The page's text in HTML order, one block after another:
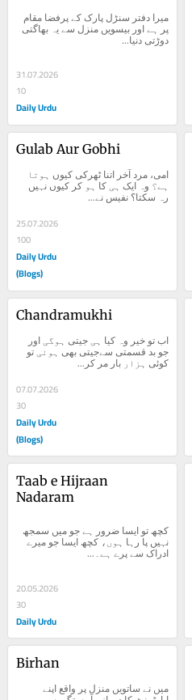
دوڑتی دنیا...
31.07.2026
10
Daily Urdu
Gulab Aur Gobhi
رہ سکتا؟ نفیس نے...
25.07.2026
100
Daily Urdu
(Blogs)
Chandramukhi
کوئی ہزار بار مر کر...
07.07.2026
30
Daily Urdu
(Blogs)
Taab e Hijraan
Nadaram
نہیں پا رہا ہوں، کچھ ایسا جو میرے
ادراک سے پرے ہے۔...
20.05.2026
30
Daily Urdu
Birhan